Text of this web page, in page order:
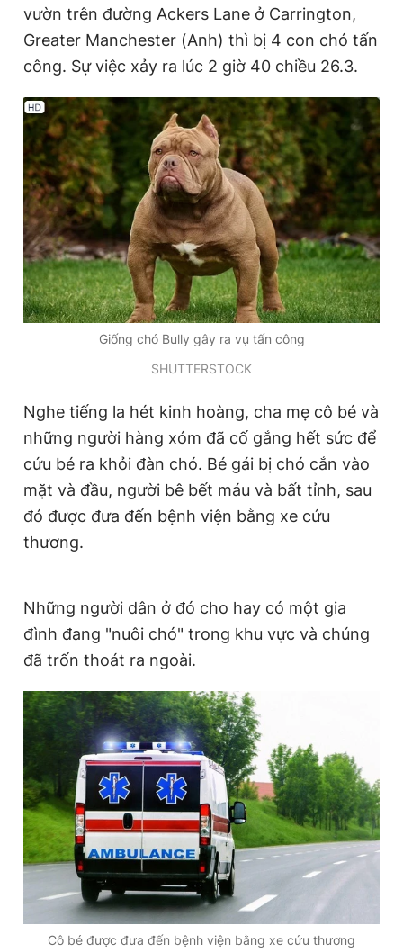
Thông tin tòa soạn Liên hệ quảng cáo
Đọc Thanh Niên trên điện thoại
Theo dõi báo trên
Liên hệ quảng cáo
Đặt báo Quảng cáo RSS Tòa soạn Chính sách bảo
Tổng biên tập: Nguyễn Ngọc Toàn
Phó tổng biên tập thường trực: Hải Thành
Phó tổng biên tập: Lâm Hiếu Dũng
Phó tổng biên tập: Trần Việt Hưng
Tổng thư ký tòa soạn: Đức Trung
Giấy phép xuất bản số 110/GP - BTTTT cấp ngày 24.3.2020
© 2003-2026 Bản quyền thuộc về Báo Thanh Niên. Cấm sao
vườn trên đường Ackers Lane ở Carrington,
Greater Manchester (Anh) thì bị 4 con chó tấn
công. Sự việc xảy ra lúc 2 giờ 40 chiều 26.3.
Giống chó Bully gây ra vụ tấn công
SHUTTERSTOCK
Nghe tiếng la hét kinh hoàng, cha mẹ cô bé và
những người hàng xóm đã cố gắng hết sức để
cứu bé ra khỏi đàn chó. Bé gái bị chó cắn vào
mặt và đầu, người bê bết máu và bất tỉnh, sau
đó được đưa đến bệnh viện bằng xe cứu
thương.
Những người dân ở đó cho hay có một gia
đình đang "nuôi chó" trong khu vực và chúng
đã trốn thoát ra ngoài.
Cô bé được đưa đến bệnh viện bằng xe cứu thương